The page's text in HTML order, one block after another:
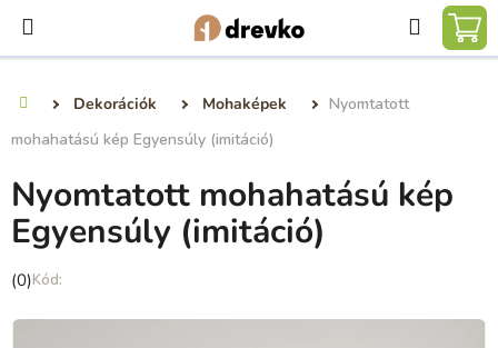
fő
Dekorációk Mohaképek
Nyomtatott
mohahatású kép Egyensúly (imitáció)
Nyomtatott mohahatású kép
Egyensúly (imitáció)
A
átlagos
(0)